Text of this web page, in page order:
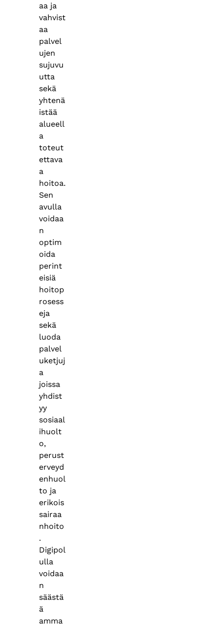
aa ja
vahvist
aa
palvel
ujen
sujuvu
utta
sekä
yhtenä
istää
alueell
a
toteut
ettava
a
hoitoa​.
Sen
avulla
voidaa
n
optim
oida
perint
eisiä
hoitop
rosess
eja
sekä
luoda
palvel
uketjuj
a
joissa
yhdist
yy
sosiaal
ihuolt
o,
perust
erveyd
enhuol
to ja
erikois
sairaa
nhoito
.
Digipol
ulla
voidaa
n
säästä
ä
amma